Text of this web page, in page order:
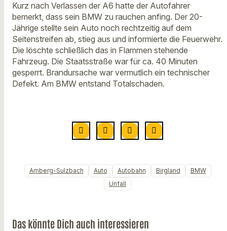
Kurz nach Verlassen der A6 hatte der Autofahrer
bemerkt, dass sein BMW zu rauchen anfing. Der 20-
Jährige stellte sein Auto noch rechtzeitig auf dem
Seitenstreifen ab, stieg aus und informierte die Feuerwehr.
Die löschte schließlich das in Flammen stehende
Fahrzeug. Die Staatsstraße war für ca. 40 Minuten
gesperrt. Brandursache war vermutlich ein technischer
Defekt. Am BMW entstand Totalschaden.
Amberg-Sulzbach Auto Autobahn Birgland
BMW
Unfall
Das könnte Dich auch interessieren